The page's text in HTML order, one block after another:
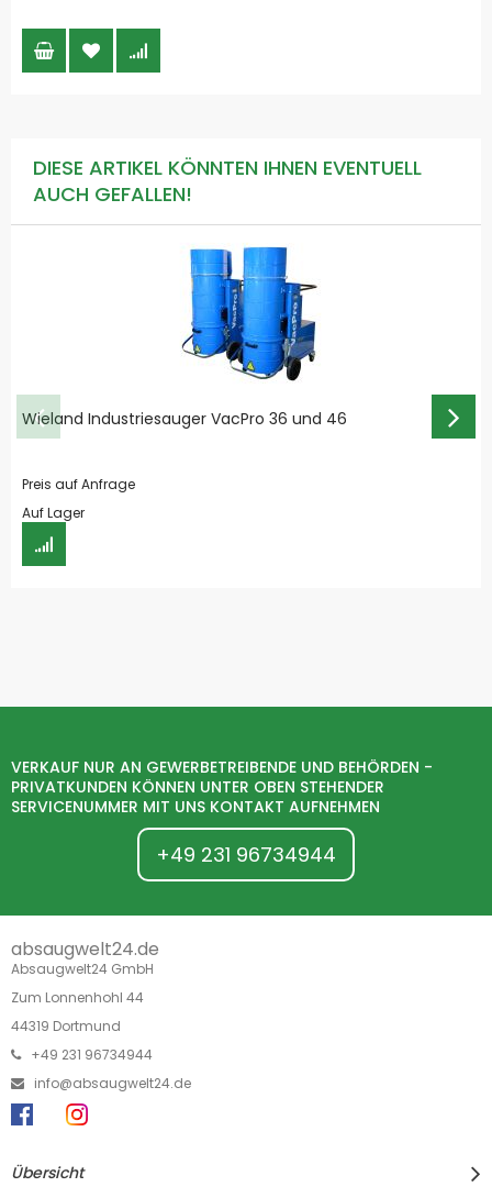
DIESE ARTIKEL KÖNNTEN IHNEN EVENTUELL
AUCH GEFALLEN!
Wieland Industriesauger VacPro 36 und 46
Preis auf Anfrage
Auf Lager
VERKAUF NUR AN GEWERBETREIBENDE UND BEHÖRDEN -
PRIVATKUNDEN KÖNNEN UNTER OBEN STEHENDER
SERVICENUMMER MIT UNS KONTAKT AUFNEHMEN
+49 231 96734944
absaugwelt24.de
Absaugwelt24 GmbH
Zum Lonnenhohl 44
44319 Dortmund
+49 231 96734944
info@absaugwelt24.de
Übersicht